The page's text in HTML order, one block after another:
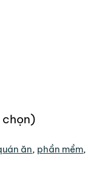
ăn, phần mềm,